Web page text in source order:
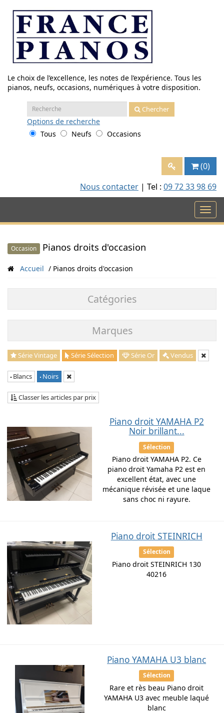
contenu
Le choix de l’excellence, les notes de l’expérience. Tous les
pianos, neufs, occasions, numériques à votre disposition.
Recherche
:
Chercher
Options de recherche
Tous
Neufs Occasions
(0)
Nous contacter | Tel : 09 72 33 98 69
Occasion Pianos droits d'occasion
Accueil Pianos droits d'occasion
Catégories
Marques
Série Vintage Série Sélection Série Or Vendus
Blancs Noirs
Classer les articles par prix
Piano droit YAMAHA P2
Noir brillant...
Sélection
Piano droit YAMAHA P2. Ce
piano droit Yamaha P2 est en
excellent état, avec une
mécanique révisée et une laque
sans choc ni rayure.
Piano droit STEINRICH
Sélection
Piano droit STEINRICH 130
40216
Piano YAMAHA U3 blanc
Sélection
Rare et rès beau Piano droit
YAMAHA U3 avec meuble laqué
blanc